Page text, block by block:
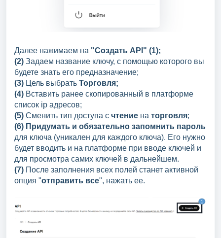
Далее нажимаем на "Создать API" (1);
(2) Задаем название ключу, с помощью которого вы
будете знать его предназначение;
(3) Цель выбрать Торговля;
(4) Вставить ранее скопированный в платформе
список ip адресов;
(5) Сменить тип доступа с чтение на торговля;
(6) Придумать и обязательно запомнить пароль
для ключа (уникален для каждого ключа). Его нужно
будет вводить и на платформе при вводе ключей и
для просмотра самих ключей в дальнейшем.
(7) После заполнения всех полей станет активной
опция "отправить все", нажать ее.